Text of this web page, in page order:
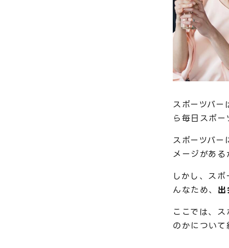
スポーツバー
ら毎日スポ
スポーツバ
メージがあ
しかし、ス
んなため、
ここでは、
のかについ